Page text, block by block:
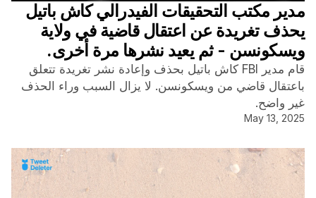
مدير مكتب التحقيقات الفيدرالي كاش باتيل
يحذف تغريدة عن اعتقال قاضية في ولاية
ويسكونسن - ثم يعيد نشرها مرة أخرى.
قام مدير FBI كاش باتيل بحذف وإعادة نشر تغريدة تتعلق
باعتقال قاضي من ويسكونسن. لا يزال السبب وراء الحذف
غير واضح.
May 13, 2025